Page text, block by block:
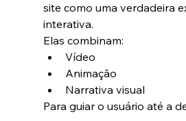
site como uma verdadeira
interativa.
Elas combinam:
Vídeo
Animação
Narrativa visual
Para guiar o usuário até a